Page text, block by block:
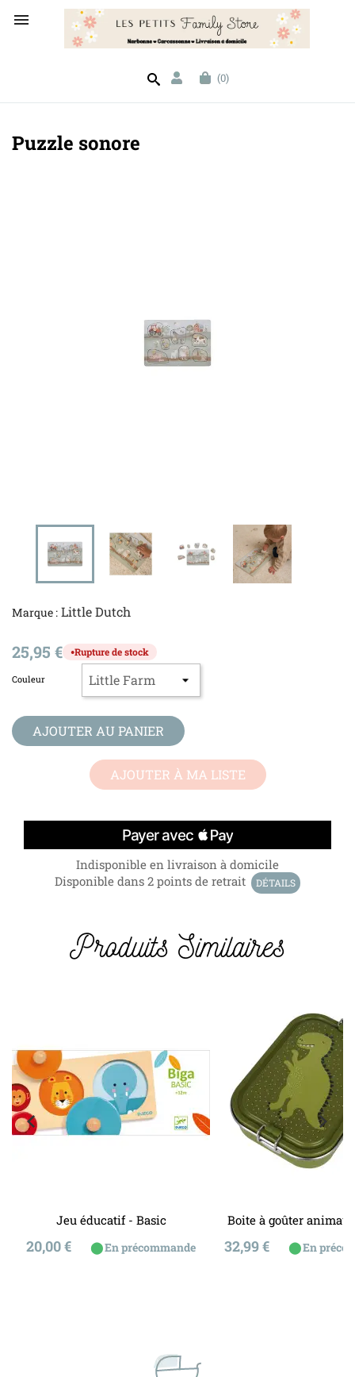

(0)
Puzzle sonore
Marque : Little Dutch
25,95 € ●Rupture de stock
Couleur
AJOUTER AU PANIER
AJOUTER À MA LISTE
Indisponible en livraison à domicile
Disponible dans 2 points de retrait
DÉTAILS
Produits Similaires
Jeu éducatif - Basic
Prix
20,00 € ⬤En précommande
Boite à goûter
Prix
32,99 € ⬤En